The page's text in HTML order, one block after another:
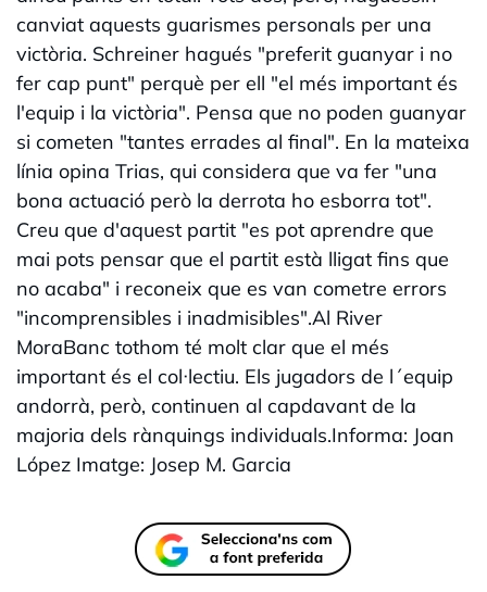
canviat aquests guarismes personals per una
victòria. Schreiner hagués "preferit guanyar i no
fer cap punt" perquè per ell "el més important és
l'equip i la victòria". Pensa que no poden guanyar
si cometen "tantes errades al final". En la mateixa
línia opina Trias, qui considera que va fer "una
bona actuació però la derrota ho esborra tot".
Creu que d'aquest partit "es pot aprendre que
mai pots pensar que el partit està lligat fins que
no acaba" i reconeix que es van cometre errors
"incomprensibles i inadmisibles".Al River
MoraBanc tothom té molt clar que el més
important és el col·lectiu. Els jugadors de l´equip
andorrà, però, continuen al capdavant de la
majoria dels rànquings individuals.Informa: Joan
López Imatge: Josep M. Garcia